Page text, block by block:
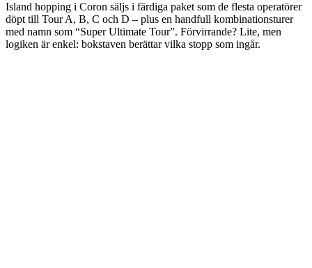
Island hopping i Coron säljs i färdiga paket som de flesta operatörer
döpt till Tour A, B, C och D – plus en handfull kombinationsturer
med namn som “Super Ultimate Tour”. Förvirrande? Lite, men
logiken är enkel: bokstaven berättar vilka stopp som ingår.